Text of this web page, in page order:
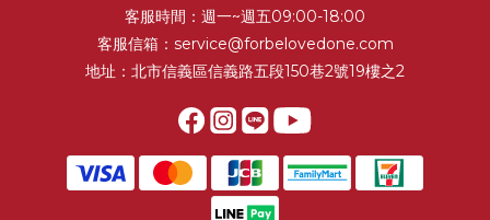
客服時間：週一~週五09:00-18:00
客服信箱：service@forbelovedone.com
地址：北市信義區信義路五段150巷2號19樓之2